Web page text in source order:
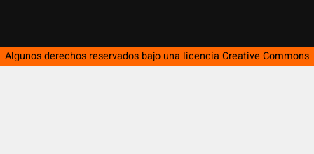
Algunos derechos reservados bajo una licencia Creative Commons